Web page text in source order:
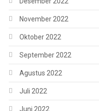
November 2022
Oktober 2022
September 2022
Agustus 2022
Juli 2022
Juni 2022